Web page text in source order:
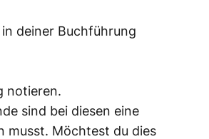
deiner Buchführung
notieren.
sind bei diesen eine
musst. Möchtest du dies